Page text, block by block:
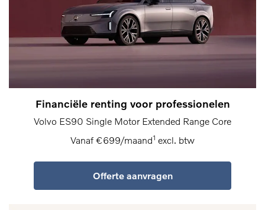
Financiële renting voor professionelen
Volvo ES90 Single Motor Extended Range Core
Vanaf €699/maand1 excl. btw
Offerte aanvragen